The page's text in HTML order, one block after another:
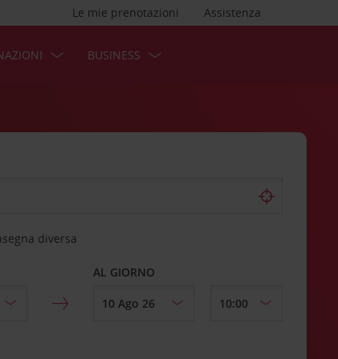
Assistenza
Le mie prenotazioni
BUSINESS
diversa
AL GIORNO